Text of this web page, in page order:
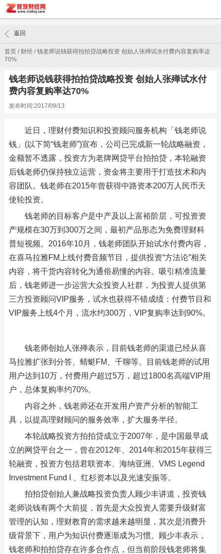
首页/ 财经/钱老师说钱获得拍拍贷战略投资 创始人张殚试水付费内容复购率达
70%
返回
钱老师说钱获得拍拍贷战略投资 创始人张殚试水付
费内容复购率达70%
发布时间:2017/09/13
近日，理财付费知识和投资顾问服务机构「钱老师说
钱」(以下简“钱老师”)宣布，公司已完成新一轮战略融资，
金额暂不透露，投资方为老牌网贷平台拍拍贷，本轮融资
后钱老师仍保持独立运营，资金将主要用于打造技术和内
容团队。钱老师在2015年曾获得中路资本200万人民币天
使轮投资。
钱老师的目标客户是中产及以上富裕阶层，可投资资
产规模在30万到300万之间，最初产品形态为免费理财科
普短视频。2016年10月，钱老师团队开始试水付费内容，
在喜马拉雅FM上线付费音频节目，提供投资“方法论”相关
内容，将干货内容转化为通俗易懂的内容。吸引精准流量
后，钱老师进一步运营大众投资人社群，为投资人提供第
三方投资顾问VIP服务，试水也获得不错成绩：付费节目和
VIP服务上线4个月，流水约300万，VIP复购率达到90%。
钱老师创始人张殚表示，目前钱老师的渠道已经从喜
马拉雅扩张到分答、蜻蜓FM、千聊等。目前钱老师的试用
用户达到10万，付费用户超过5万，超过1800名高端VIP用
户，总体复购率约70%。
内容之外，钱老师还在开发用户资产分析的智能工
具，以提高理财顾问的服务效率，扩大服务半径。
本轮战略投资方拍拍贷成立于2007年，是中国最早成
立的网贷平台之一，曾在2012年、2014年和2015年获得三
轮融资，投资方包括君联资本、海纳亚洲、VMS Legend
Investment Fund I 、红杉资本以及光速安振等。
拍拍贷创始人兼战略投资负责人顾少丰讲道，投资钱
老师说钱有两个大前提，首先是大众投资人需要升级财富
管理的认知，理财教育的需求越来越明显，其次是消费升
级背景下，用户为知识付费逐渐成为习惯。顾少丰表示，
钱老师和拍拍贷存在许多合作点，但当前阶段钱老师将集